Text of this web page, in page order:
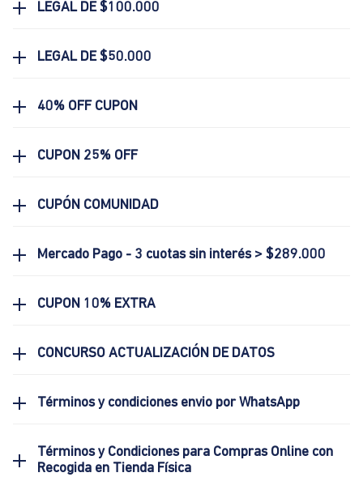
LEGAL DE $100.000
LEGAL DE $50.000
40% OFF CUPON
CUPON 25% OFF
CUPÓN COMUNIDAD
Mercado Pago - 3 cuotas sin interés > $289.000
CUPON 10% EXTRA
CONCURSO ACTUALIZACIÓN DE DATOS
Términos y condiciones envio por WhatsApp
Términos y Condiciones para Compras Online con
Recogida en Tienda Física